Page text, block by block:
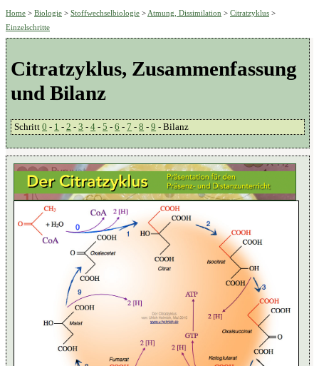
Home > Biologie > Stoffwechselbiologie > Atmung, Dissimilation > Citratzyklus >
Einzelschritte
Citratzyklus, Zusammenfassung
und Bilanz
Schritt0 - 1 -2 -3 -4 -5 -6 -7 -8 -9 - Bilanz